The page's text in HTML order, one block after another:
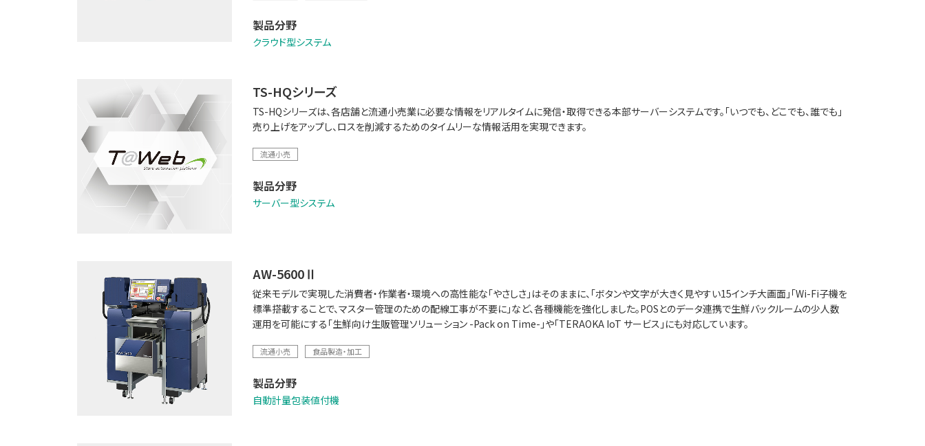
製品分野
クラウド型システム
TS-HQシリーズ
TS-HQシリーズは、各店舗と流通小売業に必要な情報をリアルタイムに発信・取得できる本部サーバーシステムです。「いつでも、どこでも、誰でも」
売り上げをアップし、ロスを削減するためのタイムリーな情報活用を実現できます。
流通小売
製品分野
サーバー型システム
AW-5600Ⅱ
従来モデルで実現した消費者・作業者・環境への高性能な「やさしさ」はそのままに、「ボタンや文字が大きく見やすい15インチ大画面」「Wi-Fi子機を
標準搭載することで、マスター管理のための配線工事が不要に」など、各種機能を強化しました。POSとのデータ連携で生鮮バックルームの少人数
運用を可能にする「生鮮向け生販管理ソリューション -Pack on Time-」や「TERAOKA IoT サービス」にも対応しています。
流通小売 食品製造・加工
製品分野
自動計量包装値付機